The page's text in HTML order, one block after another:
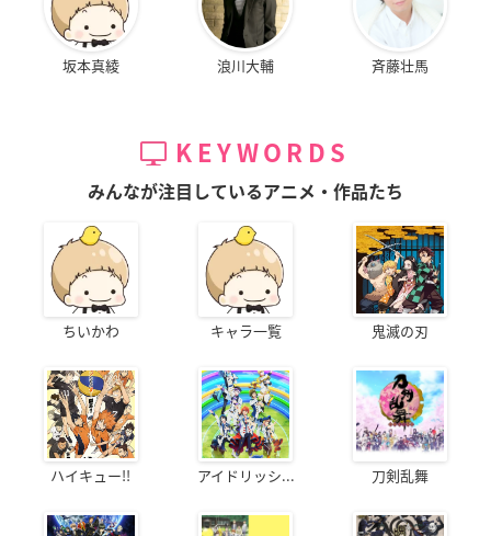
坂本真綾 浪川大輔 斉藤壮馬
KEYWORDS
みんなが注目しているアニメ・作品たち
ちいかわ キャラ一覧 鬼滅の刃
ハイキュー!! アイドリッシ... 刀剣乱舞